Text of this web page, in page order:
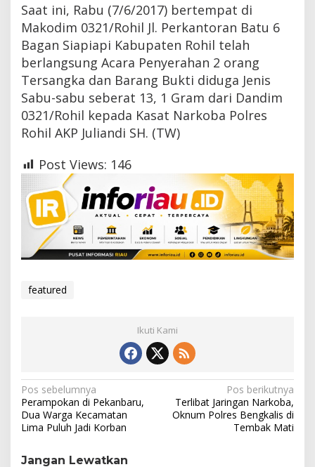
Saat ini, Rabu (7/6/2017) bertempat di
Makodim 0321/Rohil Jl. Perkantoran Batu 6
Bagan Siapiapi Kabupaten Rohil telah
berlangsung Acara Penyerahan 2 orang
Tersangka dan Barang Bukti diduga Jenis
Sabu-sabu seberat 13, 1 Gram dari Dandim
0321/Rohil kepada Kasat Narkoba Polres
Rohil AKP Juliandi SH. (TW)
Post Views: 146
featured
Ikuti Kami
N
a
v
i
Pos sebelumnya
Perampokan di Pekanbaru,
Dua Warga Kecamatan
Lima Puluh Jadi Korban
Pos berikutnya
Terlibat Jaringan Narkoba,
Oknum Polres Bengkalis di
Tembak Mati
Jangan Lewatkan